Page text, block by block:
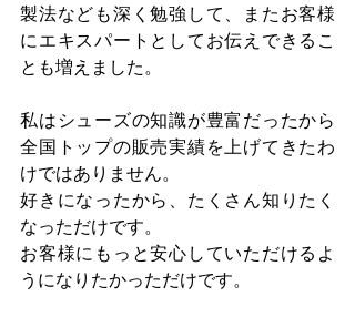
製法なども深く勉強して、またお客様
にエキスパートとしてお伝えできるこ
とも増えました。
私はシューズの知識が豊富だったから
全国トップの販売実績を上げてきたわ
けではありません。
好きになったから、たくさん知りたく
なっただけです。
お客様にもっと安心していただけるよ
うになりたかっただけです。